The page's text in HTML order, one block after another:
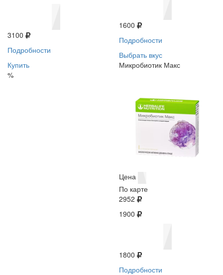
3100
Подробности
Купить
%
1600
Подробности
Выбрать вкус
Микробиотик Макс
Цена
По карте
2952
1900
1800
Подробности